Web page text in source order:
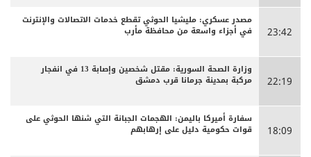
23:42
مصدر عسكري: مليشيا الحوثي تقطع خدمات الاتصالات والإنترنت
في أجزاء واسعة من محافظة مأرب
22:19
وزارة الصحة السورية: مقتل شخصين وإصابة 13 في انفجار
مركبة بمدينة جرمانا قرب دمشق
18:09
سفارة أميركا باليمن: الهجمات الجبانة التي شنها الحوثي على
قوات حكومية دليل على إرهابهم